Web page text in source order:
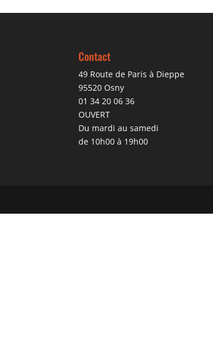
Contact
49 Route de Paris à Dieppe
95520 Osny
01 34 20 06 36
OUVERT
Du mardi au samedi
de 10h00 à 19h00